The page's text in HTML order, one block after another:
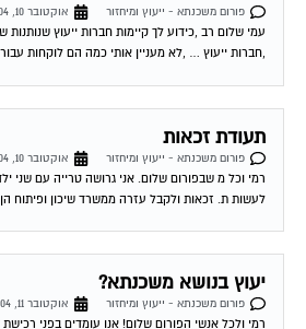
עמי שלום רב ,כידוע לך קיימות חברות ייעוץ שנותנות
,חברות ייעוץ … ,לא מעניין אותי כמה הם לוקחות
תעודת זכאות
פורום משכנתא - ייעוץ ומיחזור
רמי וכל מ שבפורום שלום. אני גרושה טרייה עם שני
לעשות ת. זכאות ולקבל עזרה ממשרד שיכון ופיתוח
יעוץ בנושא משכנתא?
פורום משכנתא - ייעוץ ומיחזור
ויש לנו הון עצמי של 300K ש"ח. לי ולבת זוגתי יש...